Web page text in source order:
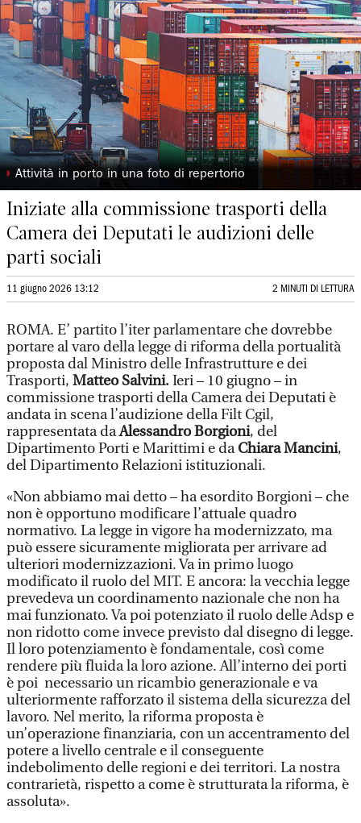
◗ Attività in porto in una foto di repertorio
Iniziate alla commissione trasporti della
Camera dei Deputati le audizioni delle
parti sociali
11 giugno 2026 13:12 2 MINUTI DI LETTURA
ROMA. E’ partito l’iter parlamentare che dovrebbe
portare al varo della legge di riforma della portualità
proposta dal Ministro delle Infrastrutture e dei
Trasporti, Matteo Salvini.Ieri – 10 giugno – in
commissione trasporti della Camera dei Deputati è
andata in scena l’audizione della Filt Cgil,
rappresentata daAlessandro Borgioni, del
Dipartimento Porti e Marittimi e daChiara Mancini,
del Dipartimento Relazioni istituzionali.
«Non abbiamo mai detto – ha esordito Borgioni – che
non è opportuno modificare l’attuale quadro
normativo. La legge in vigore ha modernizzato, ma
può essere sicuramente migliorata per arrivare ad
ulteriori modernizzazioni. Va in primo luogo
modificato il ruolo del MIT. E ancora: la vecchia legge
prevedeva un coordinamento nazionale che non ha
mai funzionato. Va poi potenziato il ruolo delle Adsp e
non ridotto come invece previsto dal disegno di legge.
Il loro potenziamento è fondamentale, così come
rendere più fluida la loro azione. All’interno dei porti
è poi necessario un ricambio generazionale e va
ulteriormente rafforzato il sistema della sicurezza del
lavoro. Nel merito, la riforma proposta è
un’operazione finanziaria, con un accentramento del
potere a livello centrale e il conseguente
indebolimento delle regioni e dei territori. La nostra
contrarietà, rispetto a come è strutturata la riforma, è
assoluta».